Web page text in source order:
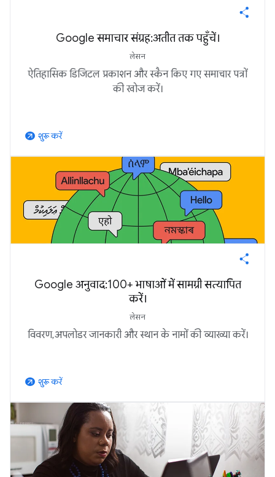
Google समाचार संग्रह: अतीत तक पहुँचें।
लेसन
ऐतिहासिक डिजिटल प्रकाशन और स्कैन किए गए समाचार पत्रों
की खोज करें।
arrow_outward शुरू करें
Google अनुवाद: 100+ भाषाओं में सामग्री सत्यापित
करें।
लेसन
विवरण, अपलोडर जानकारी और स्थान के नामों की व्याख्या करें।
arrow_outward शुरू करें